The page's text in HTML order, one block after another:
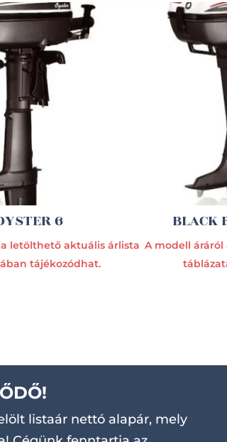
6
letölthető aktuális árlista
tájékozódhat.
BLACK
A modell
listaár nettó alapár, mely